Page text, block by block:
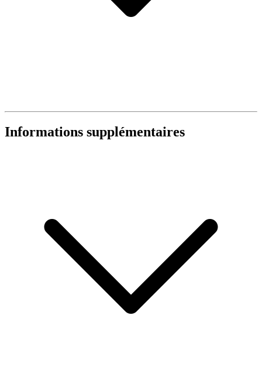
Informations supplémentaires